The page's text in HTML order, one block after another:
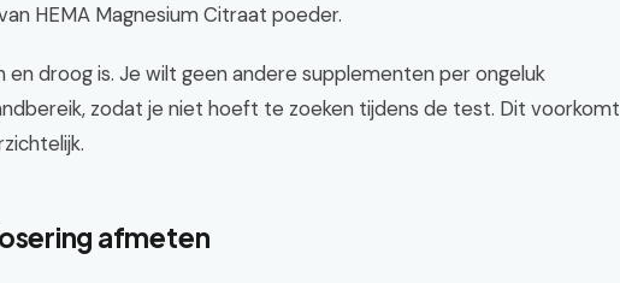
HEMA Magnesium Citraat poeder.
en droog is. Je wilt geen andere supplementen per ongeluk
zodat je niet hoeft te zoeken tijdens de test. Dit voorkomt
afmeten